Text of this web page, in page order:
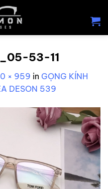
53-11
× 959 in GỌNG KÍNH
DESON 539